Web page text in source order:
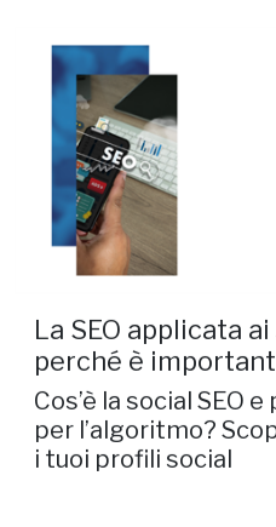
La SEO applicata ai
perché è
Cos’è la social SEO
per l’algoritmo?
i tuoi profili social